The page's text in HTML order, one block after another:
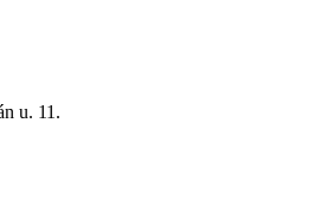
u. 11.